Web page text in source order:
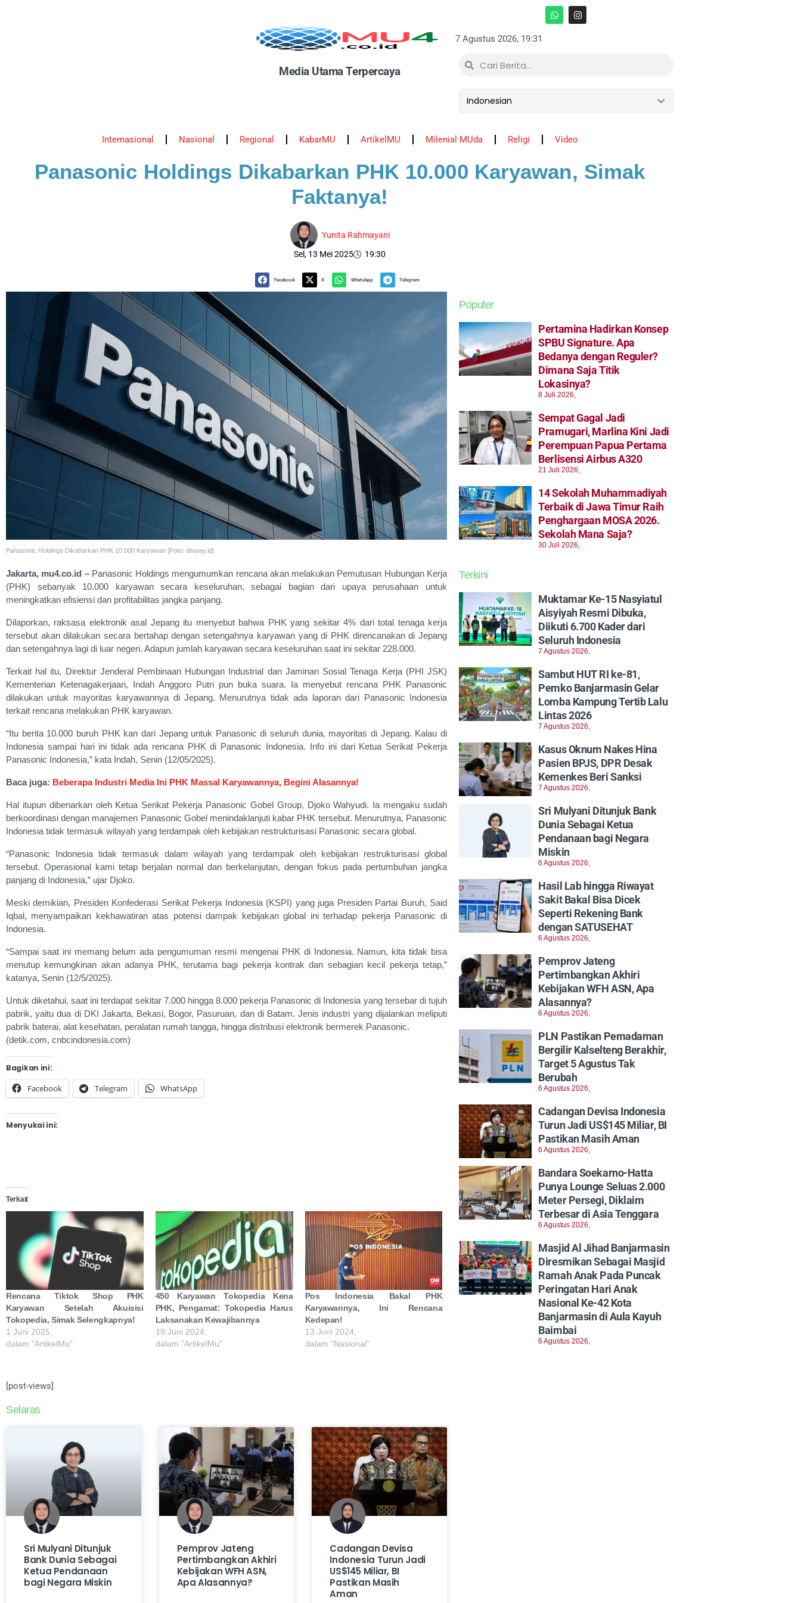
Media Utama Terpercaya
7 Agustus 2026, 19:31
Internasional Nasional Regional KabarMU ArtikelMU Milenial MUda Religi Video
Panasonic Holdings Dikabarkan PHK 10.000 Karyawan, Simak
Faktanya!
Yunita Rahmayani
Sel, 13 Mei 2025 19:30
Facebook X WhatsApp Telegram
Panasonic Holdings Dikabarkan PHK 10.000 Karyawan [Foto: disway.id]
Jakarta, mu4.co.id –Panasonic Holdings mengumumkan rencana akan melakukan Pemutusan Hubungan Kerja
(PHK) sebanyak 10.000 karyawan secara keseluruhan, sebagai bagian dari upaya perusahaan untuk
meningkatkan efisiensi dan profitabilitas jangka panjang.
Dilaporkan, raksasa elektronik asal Jepang itu menyebut bahwa PHK yang sekitar 4% dari total tenaga kerja
tersebut akan dilakukan secara bertahap dengan setengahnya karyawan yang di PHK direncanakan di Jepang
dan setengahnya lagi di luar negeri. Adapun jumlah karyawan secara keseluruhan saat ini sekitar 228.000.
Terkait hal itu, Direktur Jenderal Pembinaan Hubungan Industrial dan Jaminan Sosial Tenaga Kerja (PHI JSK)
Kementerian Ketenagakerjaan, Indah Anggoro Putri pun buka suara. Ia menyebut rencana PHK Panasonic
dilakukan untuk mayoritas karyawannya di Jepang. Menurutnya tidak ada laporan dari Panasonic Indonesia
terkait rencana melakukan PHK karyawan.
“Itu berita 10.000 buruh PHK kan dari Jepang untuk Panasonic di seluruh dunia, mayoritas di Jepang. Kalau di
Indonesia sampai hari ini tidak ada rencana PHK di Panasonic Indonesia. Info ini dari Ketua Serikat Pekerja
Panasonic Indonesia,” kata Indah, Senin (12/05/2025).
Baca juga: Beberapa Industri Media Ini PHK Massal Karyawannya, Begini Alasannya!
Hal itupun dibenarkan oleh Ketua Serikat Pekerja Panasonic Gobel Group, Djoko Wahyudi. Ia mengaku sudah
berkoordinasi dengan manajemen Panasonic Gobel menindaklanjuti kabar PHK tersebut. Menurutnya, Panasonic
Indonesia tidak termasuk wilayah yang terdampak oleh kebijakan restrukturisasi Panasonic secara global.
“Panasonic Indonesia tidak termasuk dalam wilayah yang terdampak oleh kebijakan restrukturisasi global
tersebut. Operasional kami tetap berjalan normal dan berkelanjutan, dengan fokus pada pertumbuhan jangka
panjang di Indonesia,” ujar Djoko.
Meski demikian, Presiden Konfederasi Serikat Pekerja Indonesia (KSPI) yang juga Presiden Partai Buruh, Said
Iqbal, menyampaikan kekhawatiran atas potensi dampak kebijakan global ini terhadap pekerja Panasonic di
Indonesia.
“Sampai saat ini memang belum ada pengumuman resmi mengenai PHK di Indonesia. Namun, kita tidak bisa
menutup kemungkinan akan adanya PHK, terutama bagi pekerja kontrak dan sebagian kecil pekerja tetap,”
katanya, Senin (12/5/2025).
Untuk diketahui, saat ini terdapat sekitar 7.000 hingga 8.000 pekerja Panasonic di Indonesia yang tersebar di tujuh
pabrik, yaitu dua di DKI Jakarta, Bekasi, Bogor, Pasuruan, dan di Batam. Jenis industri yang dijalankan meliputi
pabrik baterai, alat kesehatan, peralatan rumah tangga, hingga distribusi elektronik bermerek Panasonic.
(detik.com, cnbcindonesia.com)
Bagikan ini:
Facebook Telegram WhatsApp
Menyukai ini:
Terkait
Rencana Tiktok Shop PHK
Karyawan Setelah Akuisisi
Tokopedia, Simak Selengkapnya!
1 Juni 2025,
dalam "ArtikelMu"
450 Karyawan Tokopedia Kena
PHK, Pengamat: Tokopedia Harus
Laksanakan Kewajibannya
19 Juni 2024,
dalam "ArtikelMu"
Pos Indonesia Bakal PHK
Karyawannya, Ini Rencana
Kedepan!
13 Juni 2024,
dalam "Nasional"
[post-views]
Selaras
Sri Mulyani Ditunjuk
Bank Dunia Sebagai
Ketua Pendanaan
bagi Negara Miskin
Pemprov Jateng
Pertimbangkan Akhiri
Kebijakan WFH ASN,
Apa Alasannya?
Cadangan Devisa
Indonesia Turun Jadi
US$145 Miliar, BI
Pastikan Masih
Aman
Populer
Pertamina Hadirkan Konsep
SPBU Signature. Apa
Bedanya dengan Reguler?
Dimana Saja Titik
Lokasinya?
8 Juli 2026,
Sempat Gagal Jadi
Pramugari, Marlina Kini Jadi
Perempuan Papua Pertama
Berlisensi Airbus A320
21 Juli 2026,
14 Sekolah Muhammadiyah
Terbaik di Jawa Timur Raih
Penghargaan MOSA 2026.
Sekolah Mana Saja?
30 Juli 2026,
Terkini
Muktamar Ke-15 Nasyiatul
Aisyiyah Resmi Dibuka,
Diikuti 6.700 Kader dari
Seluruh Indonesia
7 Agustus 2026,
Sambut HUT RI ke-81,
Pemko Banjarmasin Gelar
Lomba Kampung Tertib Lalu
Lintas 2026
7 Agustus 2026,
Kasus Oknum Nakes Hina
Pasien BPJS, DPR Desak
Kemenkes Beri Sanksi
7 Agustus 2026,
Sri Mulyani Ditunjuk Bank
Dunia Sebagai Ketua
Pendanaan bagi Negara
Miskin
6 Agustus 2026,
Hasil Lab hingga Riwayat
Sakit Bakal Bisa Dicek
Seperti Rekening Bank
dengan SATUSEHAT
6 Agustus 2026,
Pemprov Jateng
Pertimbangkan Akhiri
Kebijakan WFH ASN, Apa
Alasannya?
6 Agustus 2026,
PLN Pastikan Pemadaman
Bergilir Kalselteng Berakhir,
Target 5 Agustus Tak
Berubah
6 Agustus 2026,
Cadangan Devisa Indonesia
Turun Jadi US$145 Miliar, BI
Pastikan Masih Aman
6 Agustus 2026,
Bandara Soekarno-Hatta
Punya Lounge Seluas 2.000
Meter Persegi, Diklaim
Terbesar di Asia Tenggara
6 Agustus 2026,
Masjid Al Jihad Banjarmasin
Diresmikan Sebagai Masjid
Ramah Anak Pada Puncak
Peringatan Hari Anak
Nasional Ke-42 Kota
Banjarmasin di Aula Kayuh
Baimbai
6 Agustus 2026,